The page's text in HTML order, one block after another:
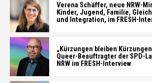
Verena Schäffer, neue NRW-
Kinder, Jugend, Familie,
und Integration, im FRESH-
„Kürzungen bleiben
Queer-Beauftragter der SPD-
NRW im FRESH-Interview